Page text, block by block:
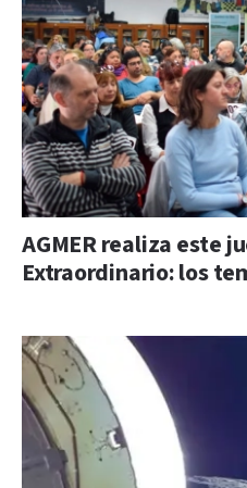
AGMER realiza este
Extraordinario: los